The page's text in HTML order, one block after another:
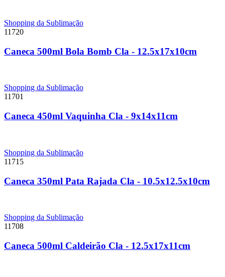
Shopping da Sublimação
11720
Caneca 500ml Bola Bomb Cla - 12.5x17x10cm
Shopping da Sublimação
11701
Caneca 450ml Vaquinha Cla - 9x14x11cm
Shopping da Sublimação
11715
Caneca 350ml Pata Rajada Cla - 10.5x12.5x10cm
Shopping da Sublimação
11708
Caneca 500ml Caldeirão Cla - 12.5x17x11cm